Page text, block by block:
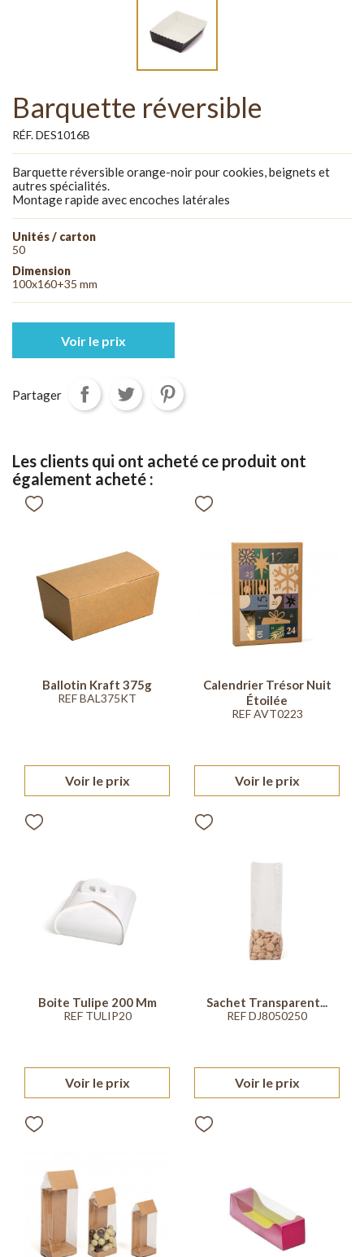
Barquette réversible
RÉF. DES1016B
Barquette réversible orange-noir pour cookies, beignets et
autres spécialités.
Montage rapide avec encoches latérales
Unités / carton
50
Dimension
100x160+35 mm
Voir le prix
Partager
Les clients qui ont acheté ce produit ont
également acheté :
Ballotin Kraft 375g
REF BAL375KT
Voir le prix
Calendrier Trésor Nuit
Étoilée
REF AVT0223
Voir le prix
Boite Tulipe 200 Mm
REF TULIP20
Voir le prix
Sachet Transparent...
REF DJ8050250
Voir le prix